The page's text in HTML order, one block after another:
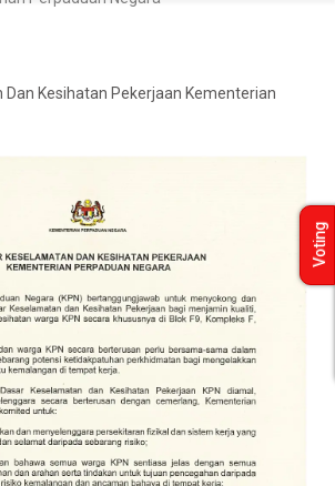
Dan Kesihatan Pekerjaan Kementerian
Voting